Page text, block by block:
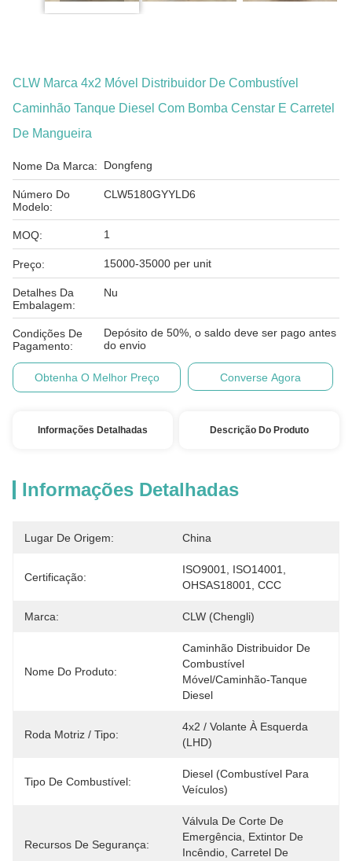
CLW Marca 4x2 Móvel Distribuidor De Combustível
Caminhão Tanque Diesel Com Bomba Censtar E Carretel
De Mangueira
Nome Da Marca: Dongfeng
Número Do
Modelo:
CLW5180GYYLD6
MOQ: 1
Preço: 15000-35000 per unit
Detalhes Da
Embalagem:
Nu
Condições De
Pagamento:
Depósito de 50%, o saldo deve ser pago antes
do envio
Obtenha O Melhor Preço Converse Agora
Informações Detalhadas Descrição Do Produto
Informações Detalhadas
Lugar De Origem: China
Certificação:
ISO9001, ISO14001,
OHSAS18001, CCC
Marca: CLW (Chengli)
Nome Do Produto:
Caminhão Distribuidor De
Combustível
Móvel/caminhão-Tanque
Diesel
Roda Motriz / Tipo:
4x2 / Volante À Esquerda
(LHD)
Tipo De Combustível:
Diesel (combustível Para
Veículos)
Recursos De Segurança:
Válvula De Corte De
Emergência, Extintor De
Incêndio, Carretel De